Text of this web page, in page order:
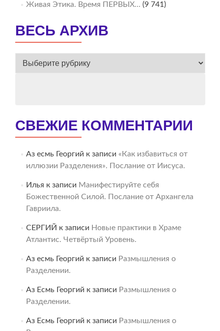
Живая Этика. Время ПЕРВЫХ… (9 741)
ВЕСЬ АРХИВ
ВЕСЬ
СВЕЖИЕ КОММЕНТАРИИ
Аз есмь Георгий к записи «Как избавиться от
иллюзии Разделения». Послание от Иисуса.
Илья к записи Манифестируйте себя
Божественной Силой. Послание от Архангела
Гавриила.
СЕРГИЙ к записи Новые практики в Храме
Атлантис. Четвёртый Уровень.
Аз есмь Георгий к записи Размышления о
Разделении.
Аз Есмь Георгий к записи Размышления о
Разделении.
Аз Есмь Георгий к записи Размышления о